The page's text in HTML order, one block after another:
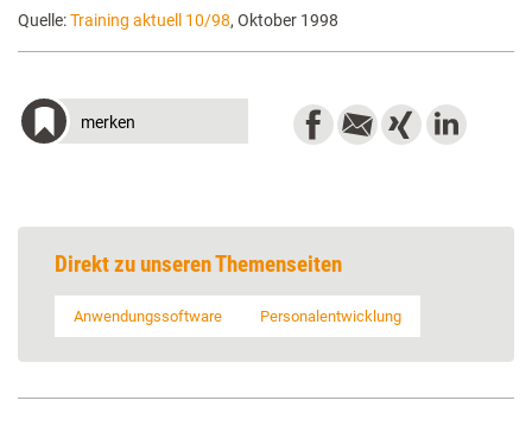
Quelle:Training aktuell 10/98, Oktober 1998
merken
Direkt zu unseren Themenseiten
Anwendungssoftware Personalentwicklung